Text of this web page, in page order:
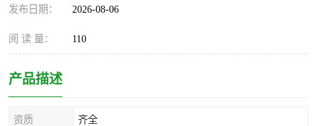
发布日期： 2026-08-06
阅 读 量： 110
产品描述
资质 齐全